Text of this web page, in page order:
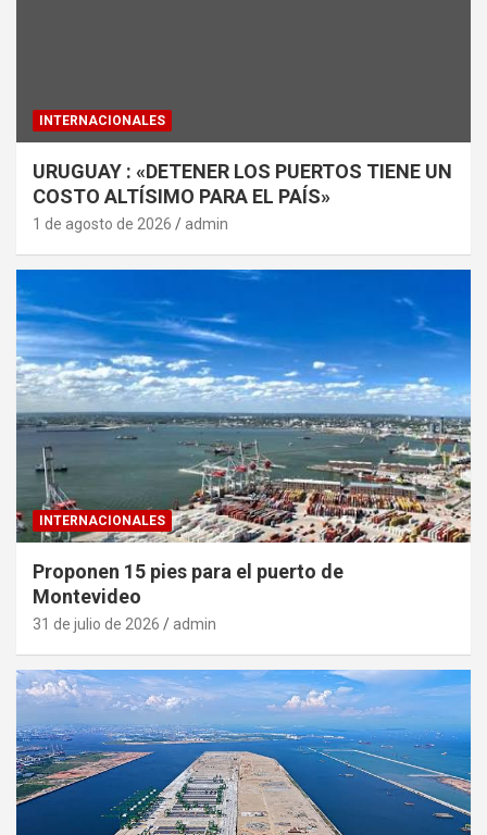
INTERNACIONALES
URUGUAY : «DETENER LOS PUERTOS TIENE UN
COSTO ALTÍSIMO PARA EL PAÍS»
1 de agosto de 2026 admin
INTERNACIONALES
Proponen 15 pies para el puerto de
Montevideo
31 de julio de 2026 admin